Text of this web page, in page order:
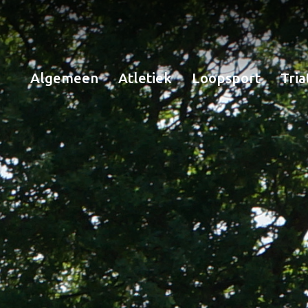
Algemeen Atletiek Loopsport